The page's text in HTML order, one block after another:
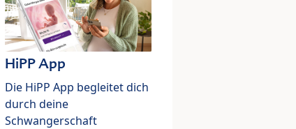
HiPP App
Die HiPP App begleitet dich
durch deine
Schwangerschaft